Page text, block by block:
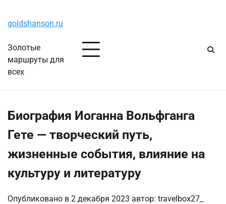
содержимому
goldshanson.ru
Золотые
маршруты для
всех
Биография Иоганна Вольфганга
Гете — творческий путь,
жизненные события, влияние на
культуру и литературу
Опубликовано в 2 декабря 2023 автор: travelbox27_